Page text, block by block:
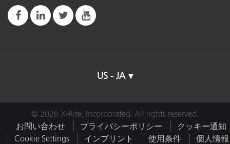
US - JA
© 2026 X-Rite, Incorporated. All rights reserved.
お問い合わせ
プライバシーポリシー
クッキー通知
Cookie Settings
インプリント 使用条件 個人情報